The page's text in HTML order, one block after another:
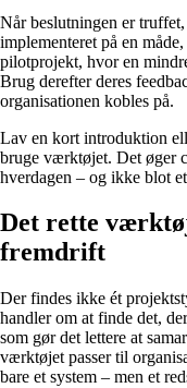
Når beslutningen er
implementeret på en
pilotprojekt, hvor en
Brug derefter deres
organisationen kobles på.
Lav en kort introduktion
bruge værktøjet. Det øger
hverdagen – og ikke blot
Det rette
fremdrift
Der findes ikke ét
handler om at finde det,
som gør det lettere at
værktøjet passer til
bare et system – men et